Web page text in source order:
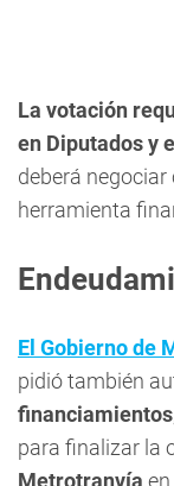
La votación
en Diputados y
deberá
herramienta
El Gobierno de
pidió también
financiamientos
para finalizar la
Metrotranvía